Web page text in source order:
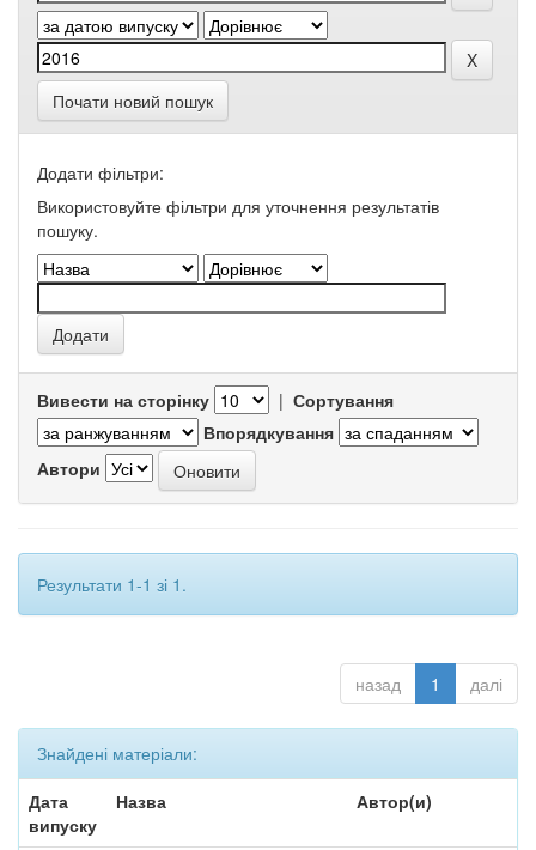
Почати новий пошук
Додати фільтри:
Використовуйте фільтри для уточнення результатів
пошуку.
Вивести на сторінку | Сортування
Впорядкування
Автори
Результати 1-1 зі 1.
назад 1 далі
Знайдені матеріали:
Дата
випуску
Назва Автор(и)